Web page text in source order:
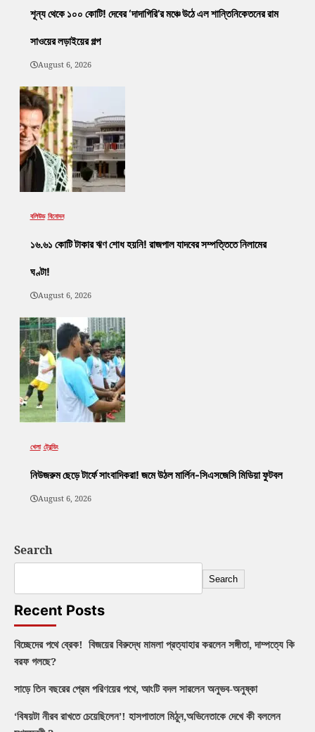
শূন্য থেকে ১০০ কোটি! দেবের ‘দাদাগিরি’র মঞ্চে উঠে এল শান্তিনিকেতনের রাম
সাওয়ের লড়াইয়ের গল্প
August 6, 2026
বলিউড বিনোদন
১৬.৬১ কোটি টাকার ঋণ শোধ হয়নি! রাজপাল যাদবের সম্পত্তিতে নিলামের
ঘণ্টা!
August 6, 2026
খেলা ট্রেন্ডিং
নিউজরুম ছেড়ে টার্ফে সাংবাদিকরা! জমে উঠল মার্লিন-সিএসজেসি মিডিয়া ফুটবল
August 6, 2026
Search
Search
Recent Posts
বিচ্ছেদের পথে ব্রেক! বিজয়ের বিরুদ্ধে মামলা প্রত্যাহার করলেন সঙ্গীতা, দাম্পত্যে কি
বরফ গলছে?
সাড়ে তিন বছরের প্রেম পরিণয়ের পথে, আংটি বদল সারলেন অনুভব-অনুষ্কা
‘বিষয়টা নীরব রাখতে চেয়েছিলেন’! হাসপাতালে মিঠুন,অভিনেতাকে দেখে কী বললেন